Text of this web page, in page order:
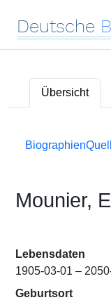
Deutsche
Übersicht
Biographien
Mounier,
Lebensdaten
1905-03-01 –
Geburtsort